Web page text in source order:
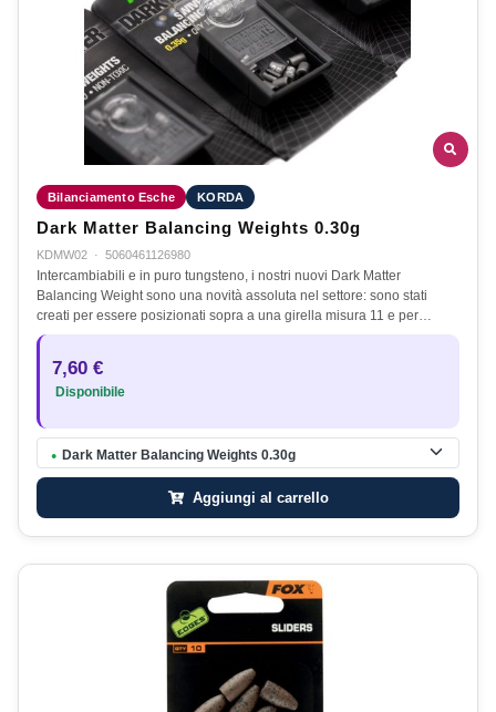
Bilanciamento Esche KORDA
Dark Matter Balancing Weights 0.30g
KDMW02 · 5060461126980
Intercambiabili e in puro tungsteno, i nostri nuovi Dark Matter
Balancing Weight sono una novità assoluta nel settore: sono stati
creati per essere posizionati sopra a una girella misura 11 e per…
7,60 €
Disponibile
● Dark Matter Balancing Weights 0.30g
Aggiungi al carrello